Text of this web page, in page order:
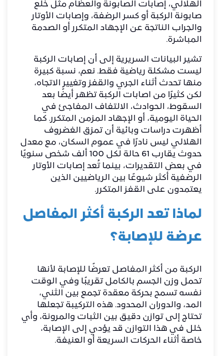
الهلالي، إصابات الصابونة والعظام مثل خلع
صابونة الركبة أو كسر الرضفة، وإصابات الأوتار
والجراب الناتجة عن الإجهاد المتكرر أو الصدمة
المباشرة.
تشير البيانات السريرية إلى أن إصابات الركبة
ليست مشكلة رياضية فقط. نعم، نسبة كبيرة
منها تحدث أثناء الجري والقفز وتغيير الاتجاه،
لكن كثيرًا من اصابات الركبة تظهر أيضًا بعد
السقوط، الحوادث، الالتفاف المفاجئ في
الحياة اليومية، أو الإجهاد المزمن المتكرر. كما
أظهرت دراسات وبائية أن تمزق الغضروف
الهلالي ليس نادرًا في عموم السكان، مع معدل
حدوث يقارب 61 حالة لكل 100 ألف شخص سنويًا
في بعض التقديرات، بينما تُعد إصابات الأوتار
الرضفية أكثر شيوعًا بين الرياضيين الذين
يعتمدون على القفز المتكرر.
لماذا تعد الركبة أكثر المفاصل
عرضة للإصابة؟
الركبة من أكثر المفاصل تعرضًا للإصابة لأنها
تحمل وزن الجسم بالكامل تقريبًا وفي الوقت
نفسه تسمح بحركة معقدة تجمع بين الثني،
المد، والدوران المحدود. هذه التركيبة تجعلها
تحتاج إلى توازن دقيق بين الثبات والمرونة، وأي
خلل في هذا التوازن قد يؤدي إلى الإصابة،
خاصة أثناء الحركات السريعة أو العنيفة.